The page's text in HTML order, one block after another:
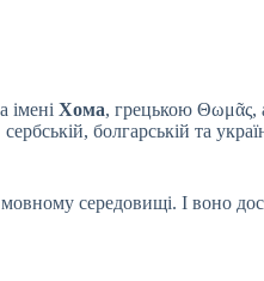
імені Хома, грецькою Θωμᾶς,
болгарській та
середовищі. І воно